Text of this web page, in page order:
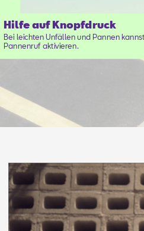
Hilfe auf Knopfdruck
Bei leichten Unfällen und Pannen
Pannenruf aktivieren.